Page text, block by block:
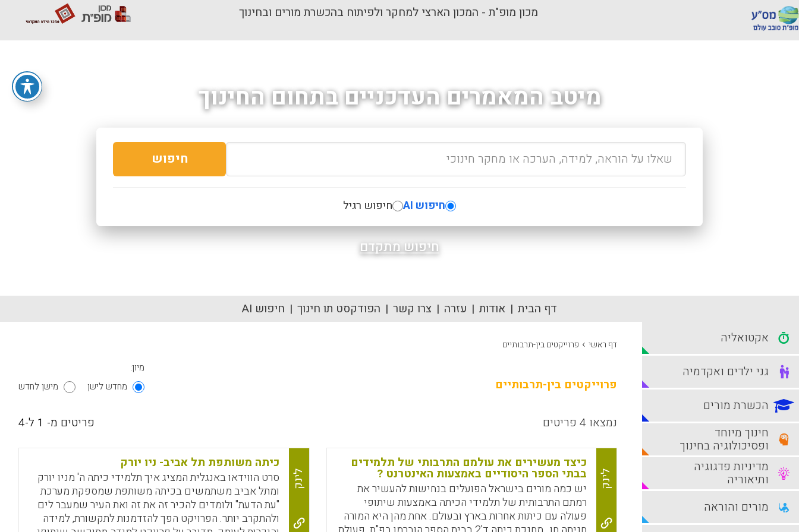
מכון מופ"ת - המכון הארצי למחקר ולפיתוח בהכשרת מורים ובחינוך
מיטב המאמרים העדכניים בתחום החינוך
חיפוש
חיפוש AI חיפוש רגיל
חיפוש מתקדם
דף הבית אודות עזרה צרו קשר הפודקסט תו חינוך חיפוש AI
דף ראשי › פרוייקטים בין-תרבותיים
פרוייקטים בין-תרבותיים
מיון:
מחדש לישן
מישן לחדש
נמצאו 4 פריטים פריטים מ- 1 ל-4
לינק
כיצד מעשירים את עולמם התרבותי של תלמידים
בבתי הספר היסודיים באמצעות האינטרנט ?
יש כמה מורים בישראל הפועלים בנחישות להעשיר את
רמתם התרבותית של תלמידי הכיתה באמצעות שיתופי
פעולה עם כיתות אחרות בארץ ובעולם. אחת מהן היא המורה
לינק
כיתה משותפת תל אביב- ניו יורק
סרט הווידאו באנגלית המציג איך תלמידי כיתה ה' מניו יורק
ומתל אביב משתמשים בכיתה משותפת שמספקת מערכת
"עת הדעת" ולומדים להכיר זה את זה ואת העיר שמעבר לים
ולהתקרב יותר. הפרויקט הפך להזדמנות לתקשורת, למידה
אקטואליה
גני ילדים ואקדמיה
הכשרת מורים
חינוך מיוחד
ופסיכולוגיה בחינוך
מדיניות פדגוגיה
ותיאוריה
מורים והוראה